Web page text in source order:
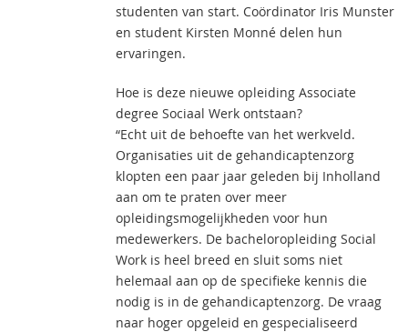
studenten van start. Coördinator Iris Munster
en student Kirsten Monné delen hun
ervaringen.
Hoe is deze nieuwe opleiding Associate
degree Sociaal Werk ontstaan?
“Echt uit de behoefte van het werkveld.
Organisaties uit de gehandicaptenzorg
klopten een paar jaar geleden bij Inholland
aan om te praten over meer
opleidingsmogelijkheden voor hun
medewerkers. De bacheloropleiding Social
Work is heel breed en sluit soms niet
helemaal aan op de specifieke kennis die
nodig is in de gehandicaptenzorg. De vraag
naar hoger opgeleid en gespecialiseerd